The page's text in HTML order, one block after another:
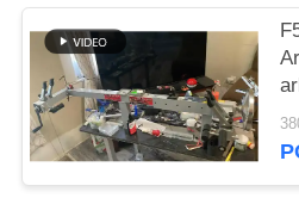
POLITIQUE
DE